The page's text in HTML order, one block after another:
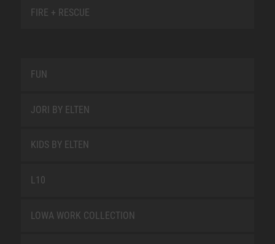
FIRE + RESCUE
FUN
JORI BY ELTEN
KIDS BY ELTEN
L10
LOWA WORK COLLECTION